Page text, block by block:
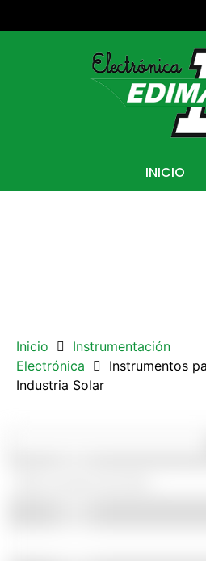
INICIO
Inicio
Instrumentación
Electrónica
Instrumentos
Industria Solar